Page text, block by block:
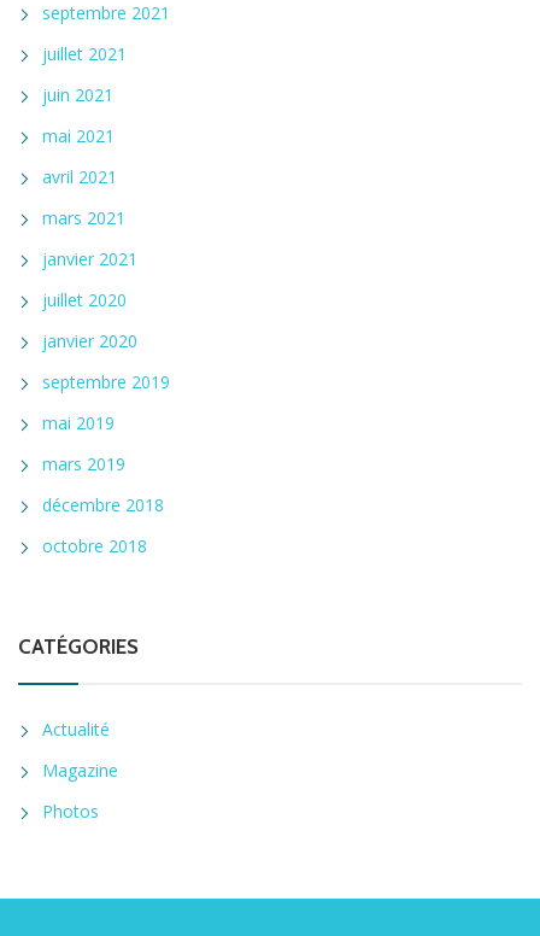
septembre 2021
juillet 2021
juin 2021
mai 2021
avril 2021
mars 2021
janvier 2021
juillet 2020
janvier 2020
septembre 2019
mai 2019
mars 2019
décembre 2018
octobre 2018
CATÉGORIES
Actualité
Magazine
Photos